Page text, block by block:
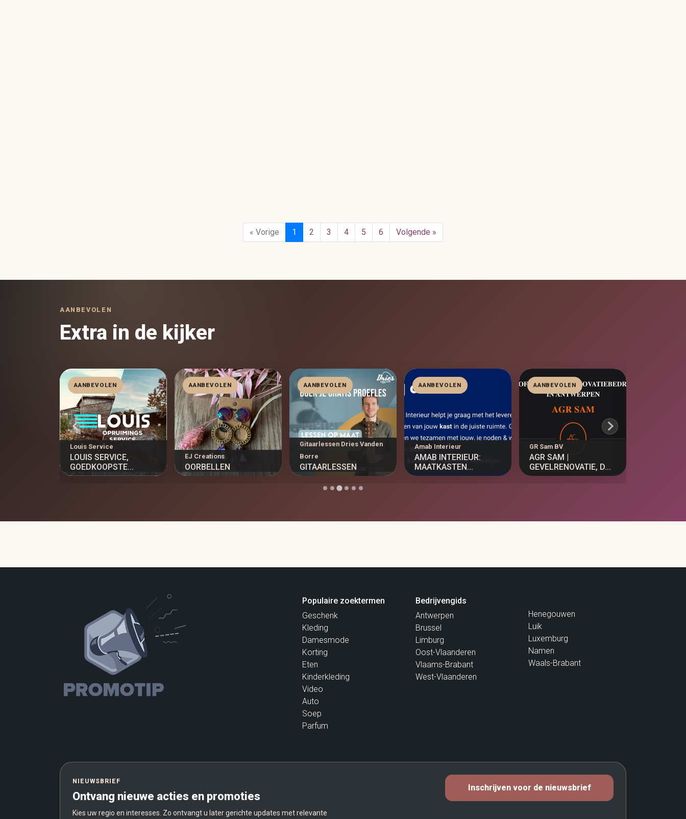
« Vorige 1 2 3 4 5 6 Volgende »
AANBEVOLEN
Extra in de kijker
AANBEVOLEN
Louis Service
LOUIS SERVICE,
GOEDKOOPSTE...
AANBEVOLEN
EJ Creations
OORBELLEN
AANBEVOLEN
Gitaarlessen Dries Vanden
Borre
GITAARLESSEN
AANBEVOLEN
Amab Interieur
AMAB INTERIEUR:
MAATKASTEN...
AANBEVOLEN
GR Sam BV
AGR SAM |
GEVELRENOVATIE, D...
Populaire zoektermen
Geschenk
Kleding
Damesmode
Korting
Eten
Kinderkleding
Video
Auto
Soep
Parfum
Bedrijvengids
Antwerpen
Brussel
Limburg
Oost-Vlaanderen
Vlaams-Brabant
West-Vlaanderen
Henegouwen
Luik
Luxemburg
Namen
Waals-Brabant
NIEUWSBRIEF
Ontvang nieuwe acties en promoties
Kies uw regio en interesses. Zo ontvangt u later gerichte updates met relevante
Inschrijven voor de nieuwsbrief